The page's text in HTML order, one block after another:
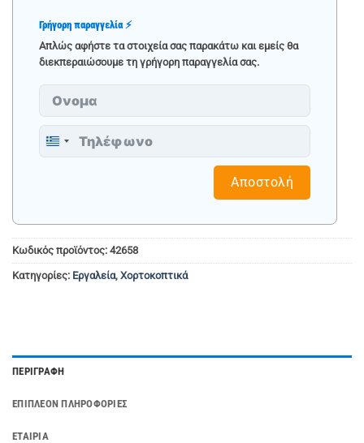
Γρήγορη παραγγελία ⚡
Απλώς αφήστε τα στοιχεία σας παρακάτω και εμείς θα
διεκπεραιώσουμε τη γρήγορη παραγγελία σας.
Greece
Αποστολή
Κωδικός προϊόντος: 42658
Κατηγορίες: Εργαλεία, Χορτοκοπτικά
ΠΕΡΙΓΡΑΦΉ
ΕΠΙΠΛΈΟΝ ΠΛΗΡΟΦΟΡΊΕΣ
ΕΤΑΙΡΊΑ